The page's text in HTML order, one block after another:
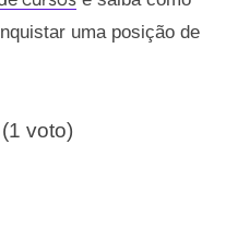
uma posição de
voto)